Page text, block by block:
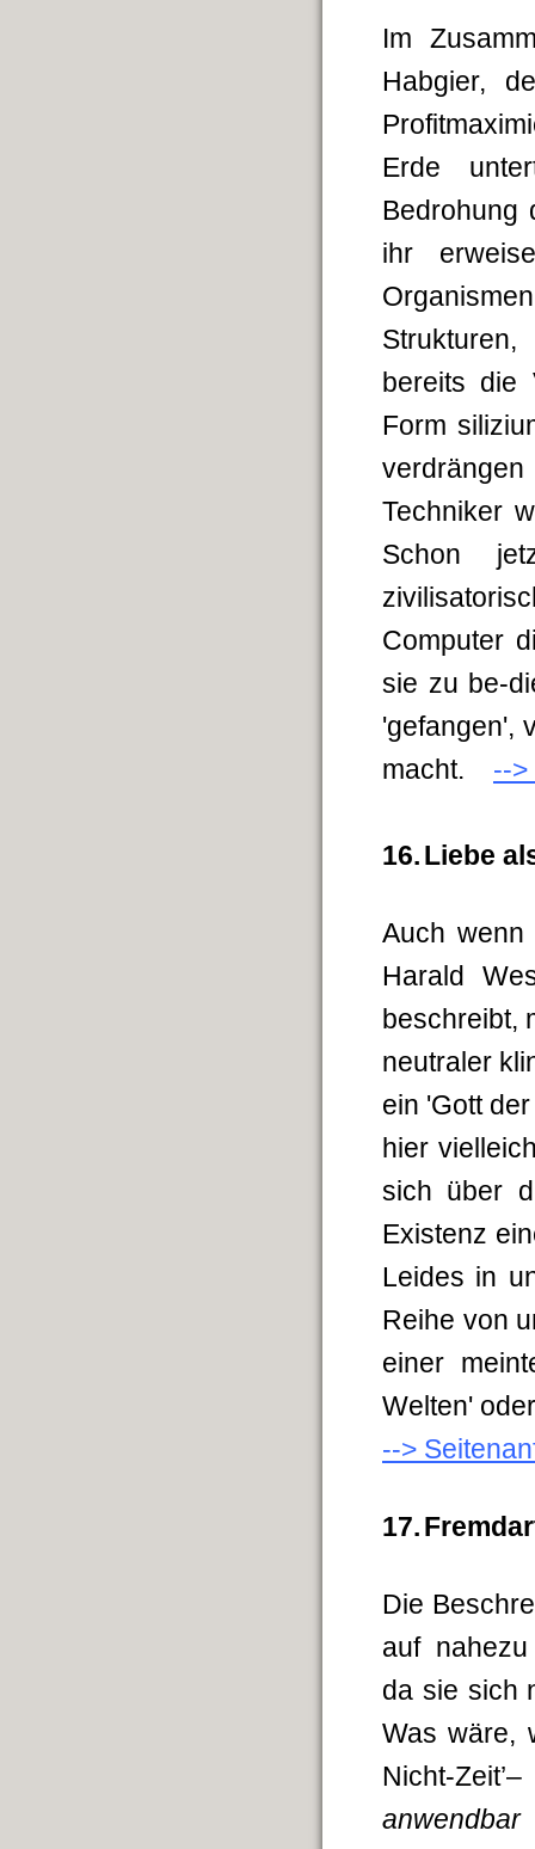
Im
Habgier,
Erde
Bedrohung
ihr
bereits die
Form
Techniker
Schon
Computer
sie zu be-
'gefangen',
macht.
-->
16. Liebe
Auch
Harald
beschreibt,
neutraler
ein 'Gott
hier
sich über
Existenz
Leides in
Reihe von
einer
Welten'
-->
17.
Die
auf
da sie sich
Was wäre,
Nicht-Zeit’–